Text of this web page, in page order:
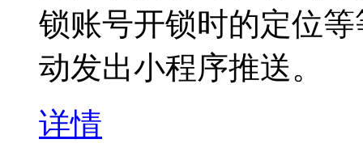
锁账号开锁时的定位
动发出小程序推送。
详情